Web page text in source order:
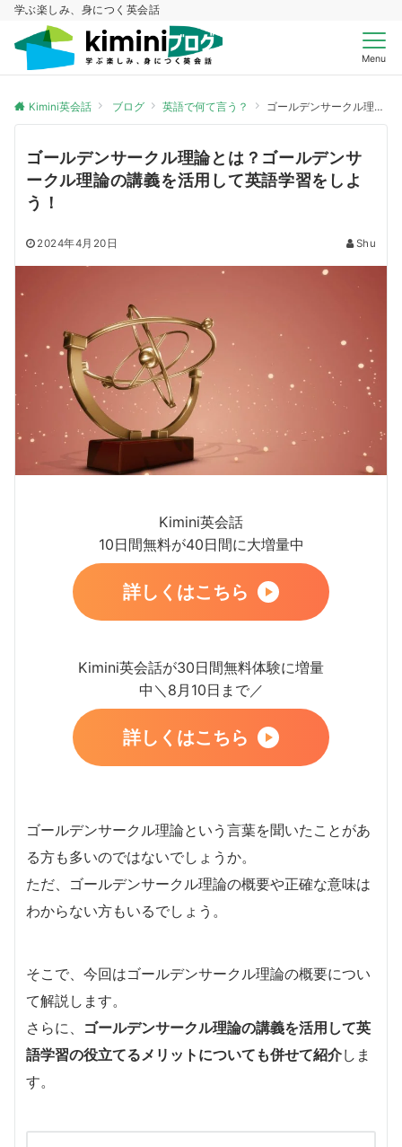
学ぶ楽しみ、身につく英会話
Menu
Kimini英会話 ブログ 英語で何て言う？ ゴールデンサークル理論とは？ゴールデンサークル理論の講義を活用して英語学習をしよう！
ゴールデンサークル理論とは？ゴールデンサ
ークル理論の講義を活用して英語学習をしよ
う！
2024年4月20日 Shu
Kimini英会話
10日間無料が40日間に大増量中
詳しくはこちら
Kimini英会話が30日間無料体験に増量
中＼8月10日まで／
詳しくはこちら
ゴールデンサークル理論という言葉を聞いたことがあ
る方も多いのではないでしょうか。
ただ、ゴールデンサークル理論の概要や正確な意味は
わからない方もいるでしょう。
そこで、今回はゴールデンサークル理論の概要につい
て解説します。
さらに、 ゴールデンサークル理論の講義を活用して英
語学習の役立てるメリットについても併せて紹介しま
す。